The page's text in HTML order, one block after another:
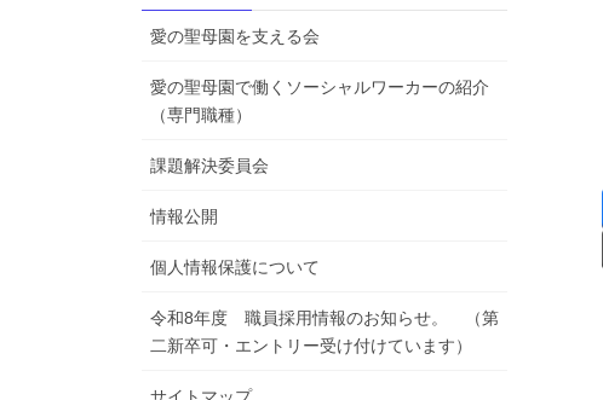
愛の聖母園を支える会
愛の聖母園で働くソーシャルワーカーの紹介
（専門職種）
課題解決委員会
情報公開
個人情報保護について
令和8年度 職員採用情報のお知らせ。 （第
二新卒可・エントリー受け付けています）